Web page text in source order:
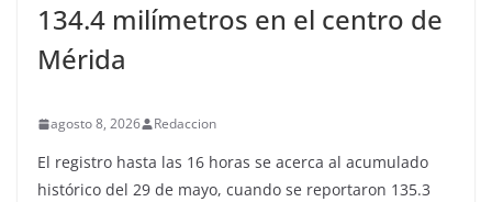
134.4 milímetros en el centro de
Mérida
agosto 8, 2026 Redaccion
El registro hasta las 16 horas se acerca al acumulado
histórico del 29 de mayo, cuando se reportaron 135.3